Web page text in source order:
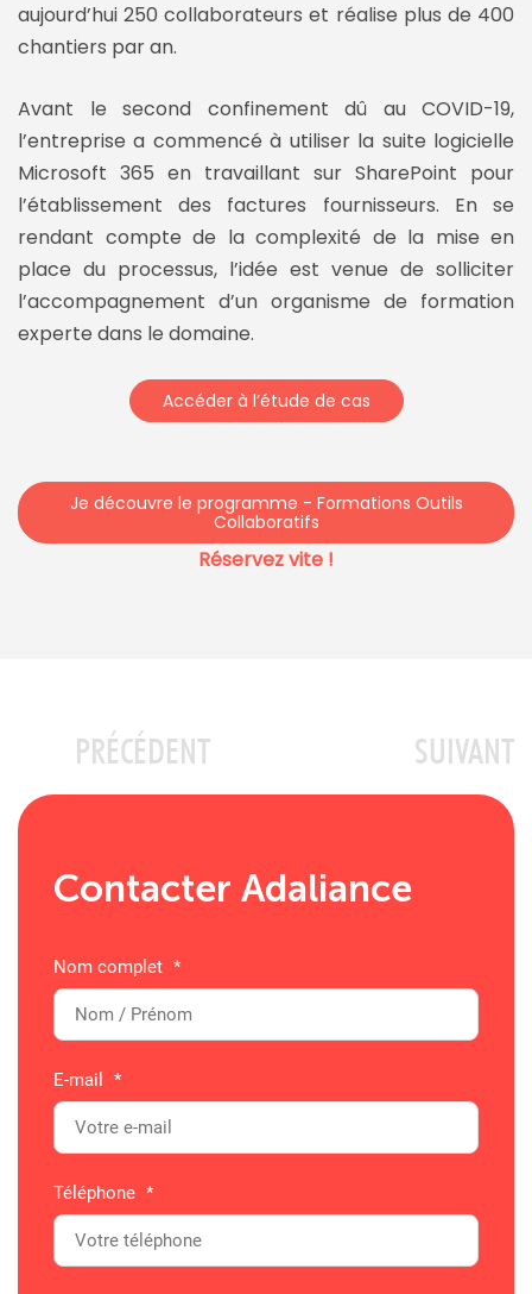
aujourd’hui 250 collaborateurs et réalise plus de 400
chantiers par an.
Avant le second confinement dû au COVID-19,
l’entreprise a commencé à utiliser la suite logicielle
Microsoft 365 en travaillant sur SharePoint pour
l’établissement des factures fournisseurs. En se
rendant compte de la complexité de la mise en
place du processus, l’idée est venue de solliciter
l’accompagnement d’un organisme de formation
experte dans le domaine.
Accéder à l’étude de cas
Je découvre le programme - Formations Outils
Collaboratifs
Réservez vite !
PRÉCÉDENT SUIVANT
Contacter Adaliance
Nom complet *
E-mail *
Téléphone *